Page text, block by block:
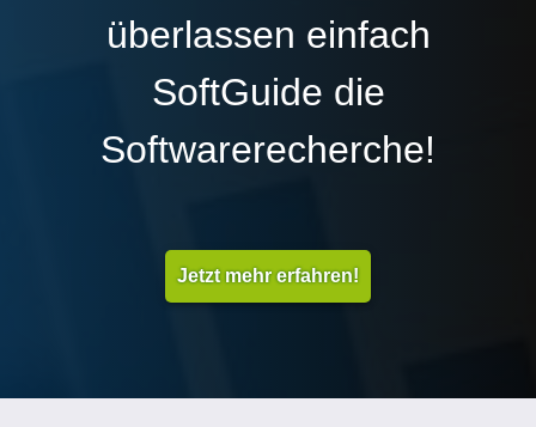
überlassen einfach
SoftGuide die
Softwarerecherche!
Jetzt mehr erfahren!